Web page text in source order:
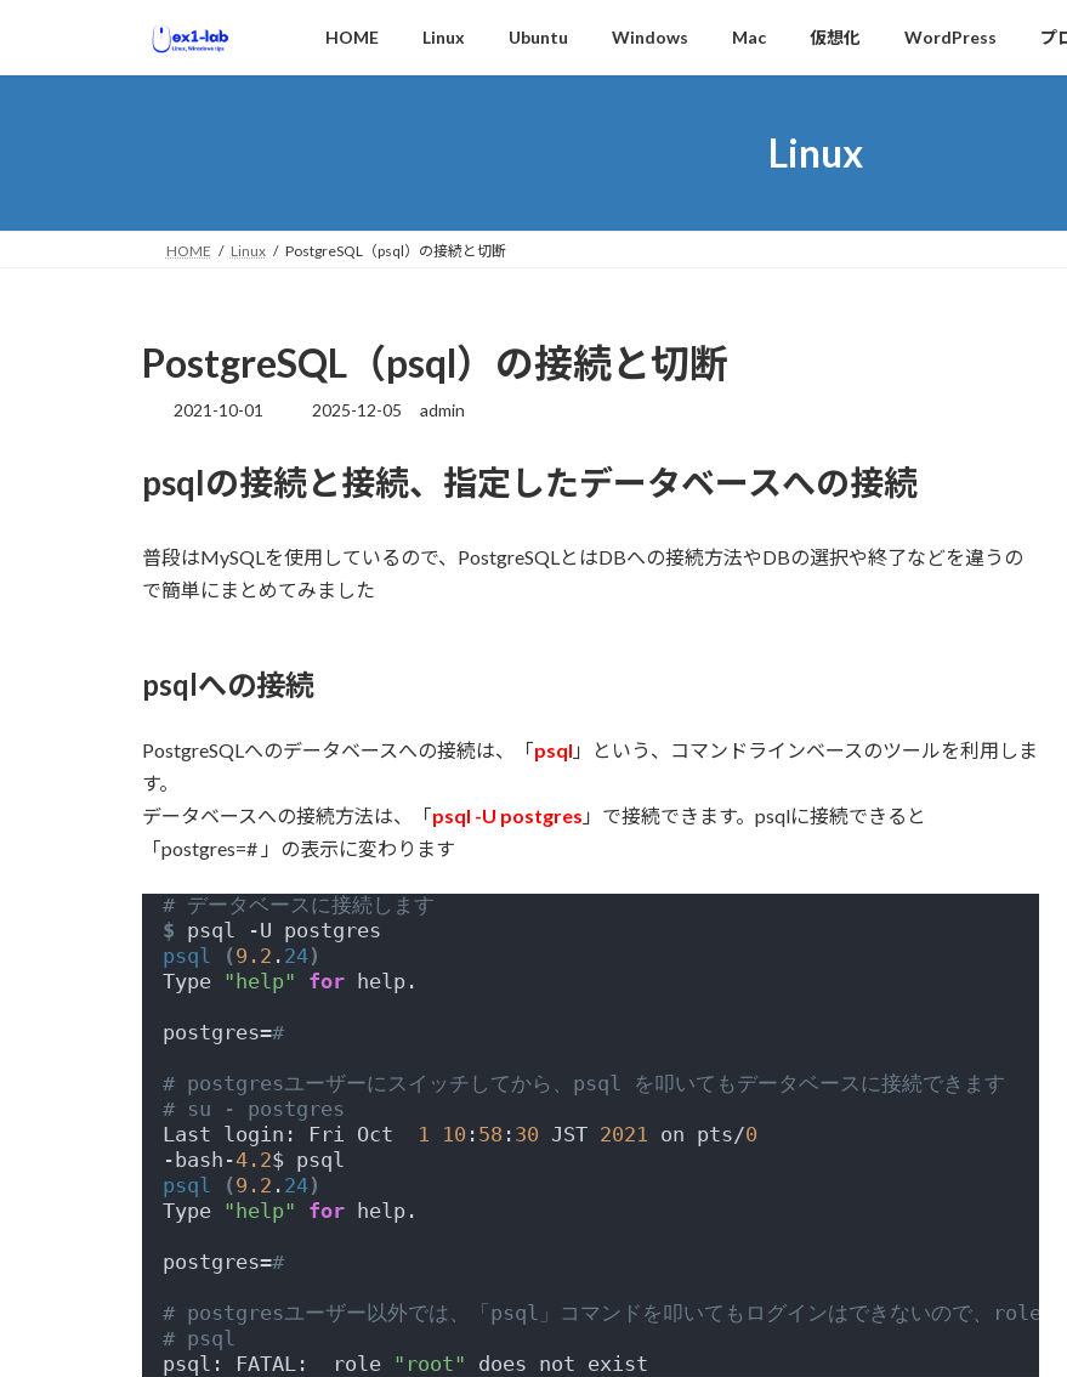
テ
ゲ
HOME Linux Ubuntu Windows Mac 仮想化 WordPress プ
Linux
HOME Linux PostgreSQL（psql）の接続と切断
PostgreSQL（psql）の接続と切断
2021-10-01
最
新
:
2025-12-05 admin
psqlの接続と接続、指定したデータベースへの接続
普段はMySQLを使用しているので、PostgreSQLとはDBへの接続方法やDBの選択や終了などを違うの
で簡単にまとめてみました
psqlへの接続
PostgreSQLへのデータベースへの接続は、「psql 」という、コマンドラインベースのツールを利用しま
す。
データベースへの接続方法は、「psql -U postgres 」で接続できます。psqlに接続できると
「postgres=# 」の表示に変わります
# データベースに接続します
$ psql -U postgres
psql
(9.2 . 24)
Type "help" for help.
postgres=#
# postgresユーザーにスイッチしてから、psql を叩いてもデータベースに接続できます
# su - postgres
Last login: Fri Oct 1 10 : 58 : 30 JST 2021 on pts/0
-bash-4.2$ psql
psql
(9.2 . 24)
Type "help" for help.
postgres=#
# postgresユーザー以外では、「psql」コマンドを叩いてもログインはできないので、roleが
# psql
psql: FATAL:  role "root" does not exist